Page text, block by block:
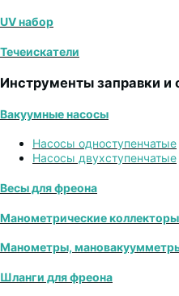
UV набор
Течеискатели
Инструменты заправки и
Вакуумные насосы
Насосы одноступенчатые
Насосы двухступенчатые
Весы для фреона
Манометрические коллекторы
Манометры,
Шланги для фреона